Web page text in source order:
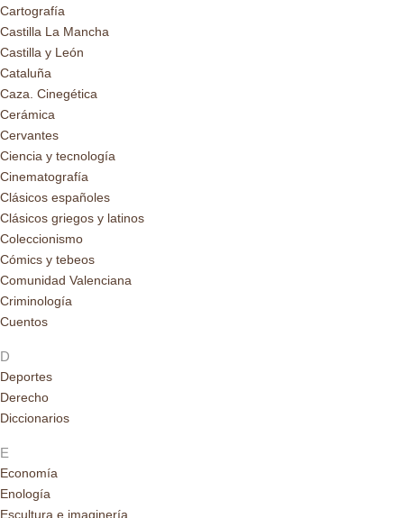
Cartografía
Castilla La Mancha
Castilla y León
Cataluña
Caza. Cinegética
Cerámica
Cervantes
Ciencia y tecnología
Cinematografía
Clásicos españoles
Clásicos griegos y latinos
Coleccionismo
Cómics y tebeos
Comunidad Valenciana
Criminología
Cuentos
D
Deportes
Derecho
Diccionarios
E
Economía
Enología
Escultura e imaginería